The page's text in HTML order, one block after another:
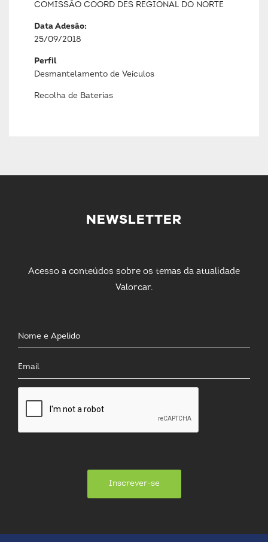
COMISSÃO COORD DES REGIONAL DO NORTE
Data Adesão:
25/09/2018
Perfil
Desmantelamento de Veículos
Recolha de Baterias
NEWSLETTER
Acesso a conteúdos sobre os temas da atualidade
Valorcar.
Inscrever-se